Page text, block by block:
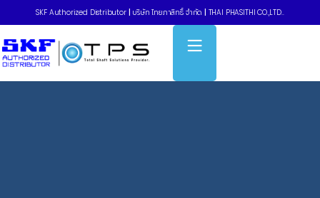
SKF Authorized Distributor บริษัท ไทยภาสิทธิ์ จำกัด THAI PHASITHI CO.,LTD..
Home » Oil seals – NBR